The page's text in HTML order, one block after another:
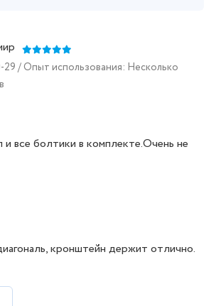
29 / Опыт использования: Несколько
все болтики в комплекте.Очень не
кронштейн держит отлично.